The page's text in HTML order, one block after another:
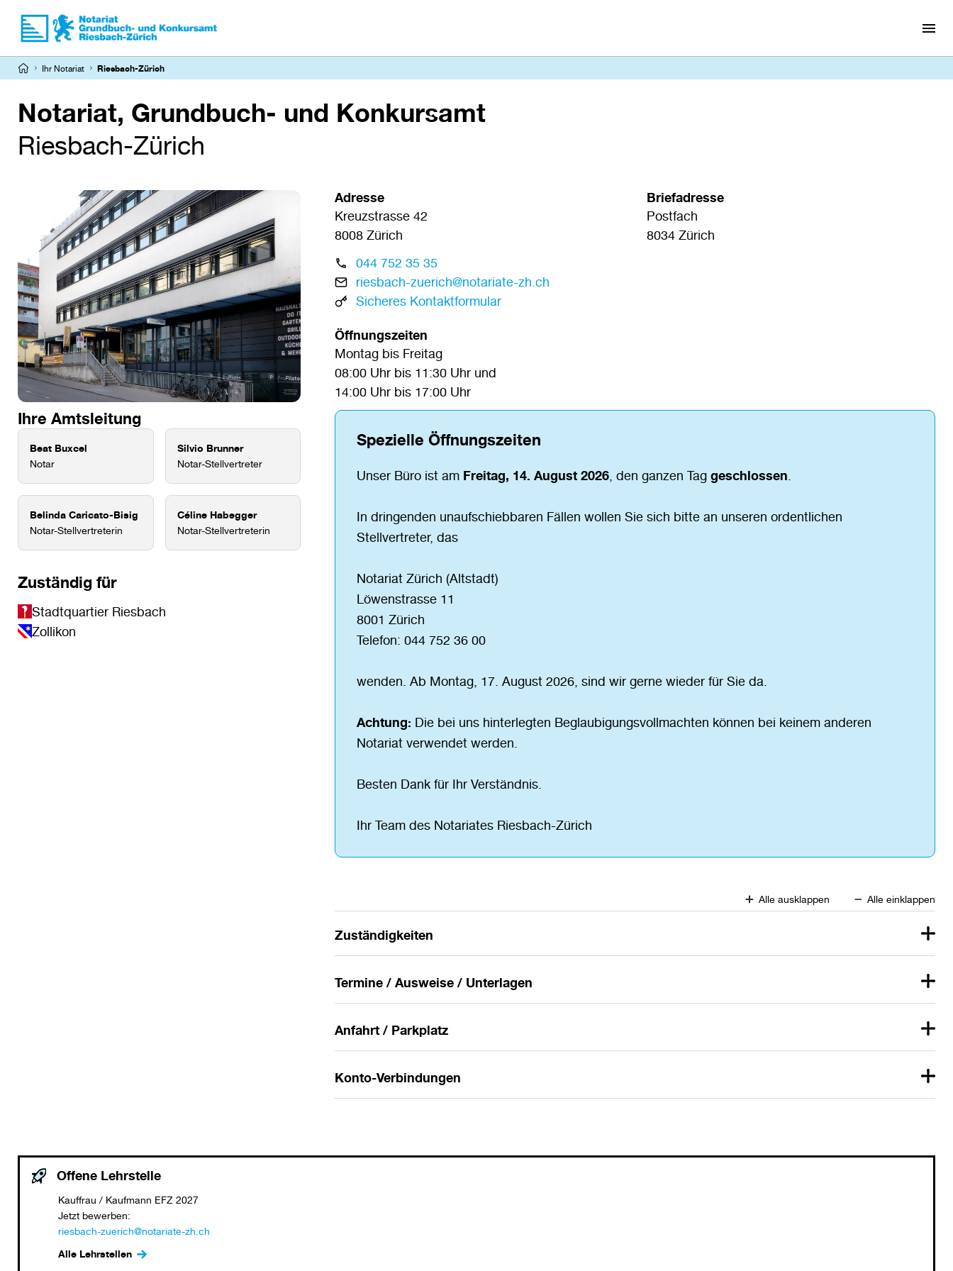
zum
Inhalt
Pfadnavigation
Ihr Notariat Riesbach-Zürich
Notariat, Grundbuch- und Konkursamt
Riesbach-Zürich
Adresse
Kreuzstrasse 42
8008 Zürich
044 752 35 35
riesbach-zuerich@notariate-zh.ch
Sicheres Kontaktformular
Briefadresse
Postfach
8034 Zürich
Öffnungszeiten
Montag bis Freitag
08:00 Uhr bis 11:30 Uhr und
14:00 Uhr bis 17:00 Uhr
Ihre Amtsleitung
Beat Buxcel
Notar
Silvio Brunner
Notar-Stellvertreter
Belinda Caricato-Bisig
Notar-Stellvertreterin
Céline Habegger
Notar-Stellvertreterin
Zuständig für
Stadtquartier Riesbach
Zollikon
Spezielle Öffnungszeiten
Unser Büro ist am Freitag, 14. August 2026 , den ganzen Taggeschlossen
In dringenden unaufschiebbaren Fällen wollen Sie sich bitte an unseren ordentlichen
Stellvertreter, das
Notariat Zürich (Altstadt)
Löwenstrasse 11
8001 Zürich
Telefon: 044 752 36 00
wenden. Ab Montag, 17. August 2026, sind wir gerne wieder für Sie da.
Achtung: Die bei uns hinterlegten Beglaubigungsvollmachten können bei keinem anderen
Notariat verwendet werden.
Besten Dank für Ihr Verständnis.
Ihr Team des Notariates Riesbach-Zürich
Alle ausklappen Alle einklappen
Zuständigkeiten
Termine / Ausweise / Unterlagen
Anfahrt / Parkplatz
Konto-Verbindungen
Offene Lehrstelle
Kauffrau / Kaufmann EFZ 2027
Jetzt bewerben:
riesbach-zuerich@notariate-zh.ch
Alle Lehrstellen